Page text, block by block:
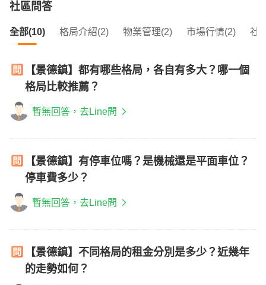
社區問答
全部(10) 格局介紹(2) 物業管理(2) 市場行情(2) 社
【景德鎮】都有哪些格局，各自有多大？哪一個
格局比較推薦？
暫無回答，去Line問
【景德鎮】有停車位嗎？是機械還是平面車位？
停車費多少？
暫無回答，去Line問
【景德鎮】不同格局的租金分別是多少？近幾年
的走勢如何？